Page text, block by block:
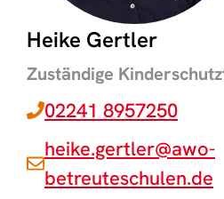
Heike Gertler
Zuständige
02241 8957250
heike.gertler@awo-
betreuteschulen.de